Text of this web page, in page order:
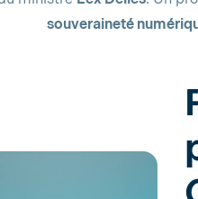
souveraineté